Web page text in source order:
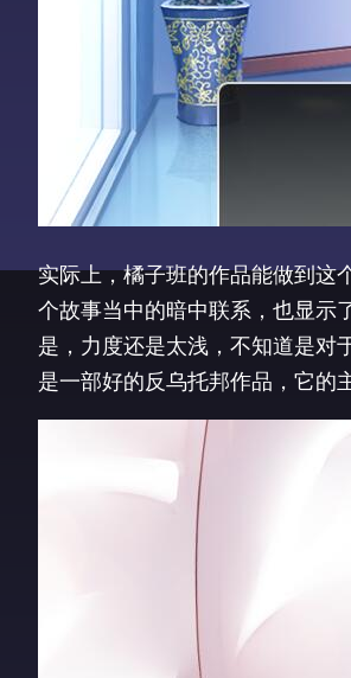
实际上，橘子班的作品能做到这
个故事当中的暗中联系，也显示
是，力度还是太浅，不知道是对
是一部好的反乌托邦作品，它的